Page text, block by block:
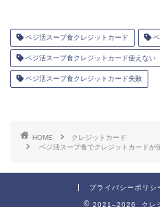
ベジ活スープ食クレジットカード ベ
ベジ活スープ食クレジットカード使えない
ベジ活スープ食クレジットカード失敗
HOME
クレジットカード
ベジ活スープ食でクレジットカードが
プライバシーポリシ
2021–2026 クレ